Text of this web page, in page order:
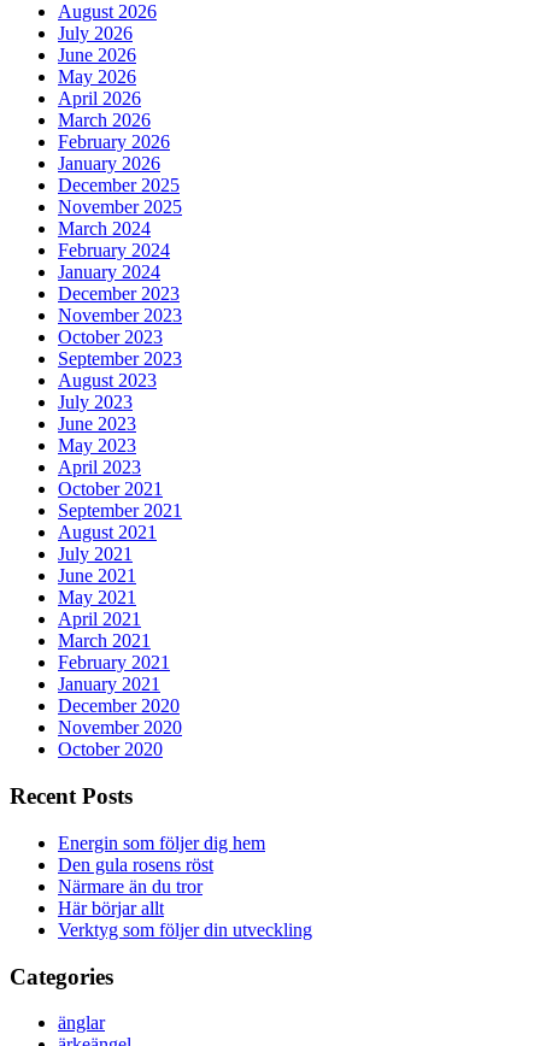
August 2026
July 2026
June 2026
May 2026
April 2026
March 2026
February 2026
January 2026
December 2025
November 2025
March 2024
February 2024
January 2024
December 2023
November 2023
October 2023
September 2023
August 2023
July 2023
June 2023
May 2023
April 2023
October 2021
September 2021
August 2021
July 2021
June 2021
May 2021
April 2021
March 2021
February 2021
January 2021
December 2020
November 2020
October 2020
Recent Posts
Energin som följer dig hem
Den gula rosens röst
Närmare än du tror
Här börjar allt
Verktyg som följer din utveckling
Categories
änglar